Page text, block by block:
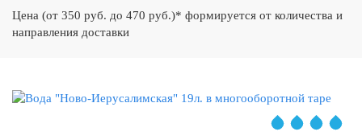
Цена (от 350 руб. до 470 руб.)* формируется от количества и
направления доставки